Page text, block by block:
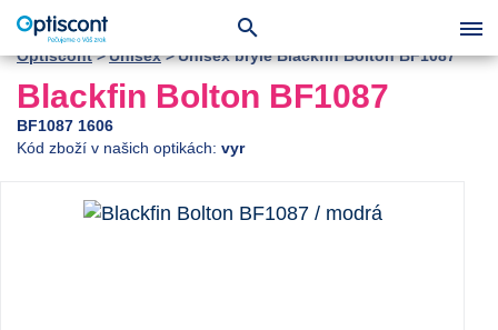
Optiscont Unisex Unisex brýle Blackfin Bolton BF1087
Blackfin Bolton BF1087
BF1087 1606
Kód zboží v našich optikách: vyr